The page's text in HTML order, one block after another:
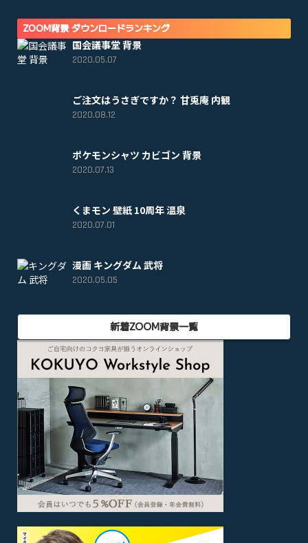
ZOOM背景 ダウンロードランキング
国会議事堂 背景
2020.05.07
ご注文はうさぎですか？ 甘兎庵 内観
2020.08.12
ポケモンシャツ カビゴン 背景
2020.07.13
くまモン 壁紙 10周年 温泉
2020.07.01
漫画 キングダム 武将
2020.05.05
新着ZOOM背景一覧